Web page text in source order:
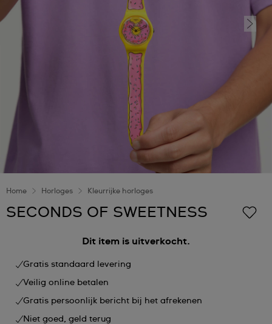
Home Horloges Kleurrijke horloges
SECONDS OF SWEETNESS
Dit item is uitverkocht.
Gratis standaard levering
Veilig online betalen
Gratis persoonlijk bericht bij het afrekenen
Niet goed, geld terug